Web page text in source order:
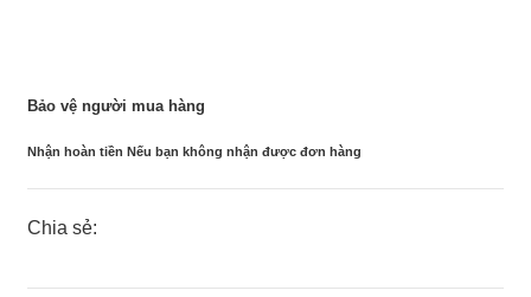
Bảo vệ người mua hàng
Nhận hoàn tiền Nếu bạn không nhận được đơn hàng
Chia sẻ: